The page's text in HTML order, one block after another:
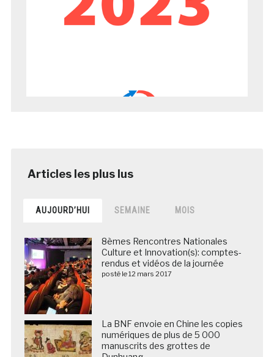
AUJOURD’HUI SEMAINE MOIS
8èmes Rencontres Nationales
Culture et Innovation(s): comptes-
rendus et vidéos de la journée
posté le 12 mars 2017
La BNF envoie en Chine les copies
numériques de plus de 5 000
manuscrits des grottes de